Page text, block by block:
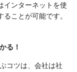
インターネットを使
ことが可能です。
る！
コツは、会社は社